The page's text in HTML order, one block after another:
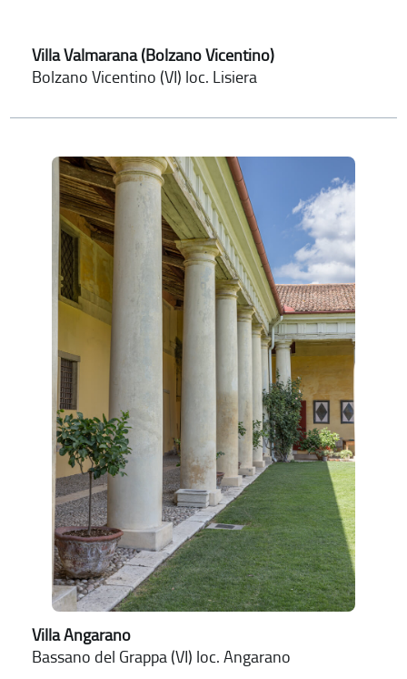
Villa Valmarana (Bolzano Vicentino)
Bolzano Vicentino (VI) loc. Lisiera
Villa Angarano
Bassano del Grappa (VI) loc. Angarano